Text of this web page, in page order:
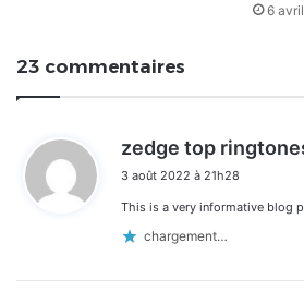
6
23 commentaires
zedge top
3 août 2022 à 21h28
This is a very informative blog
chargement…